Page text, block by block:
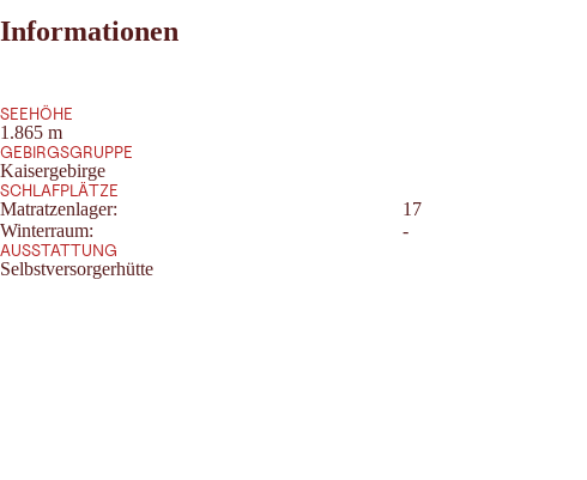
Informationen
SEEHÖHE
1.865 m
GEBIRGSGRUPPE
Kaisergebirge
SCHLAFPLÄTZE
Matratzenlager:
17
Winterraum:
-
AUSSTATTUNG
Selbstversorgerhütte